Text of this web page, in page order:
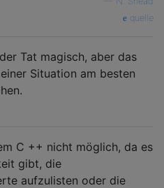
quelle
Tat magisch, aber das
Situation am besten
C ++ nicht möglich, da es
gibt, die
aufzulisten oder die